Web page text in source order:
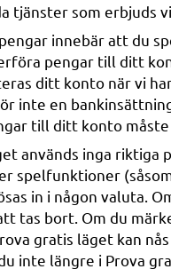
tjänster som erbjuds
innebär att du
pengar till ditt
ditt konto när vi
inte en
till ditt konto
används inga riktiga
spelfunktioner
in i någon valuta.
tas bort. Om du
gratis läget kan
inte längre i Prova